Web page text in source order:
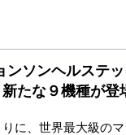
ンソンヘルステッ
たな９機種が登
に、世界最大級の